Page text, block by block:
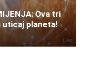
Ova tri
uticaj planeta!